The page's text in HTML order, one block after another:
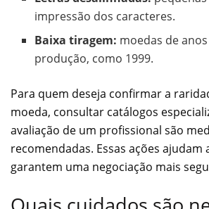
impressão dos caracteres.
Baixa tiragem: moedas de
produção, como 1999.
Para quem deseja confirmar a
moeda, consultar catálogos
avaliação de um profissional são
recomendadas. Essas ações ajudam
garantem uma negociação mais